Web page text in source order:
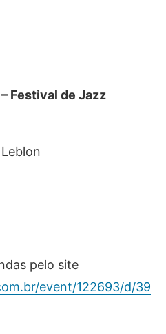
Festival de Jazz
pelo site
event/122693/d/39